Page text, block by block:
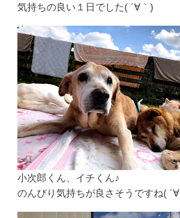
気持ちの良い１日でした( ´∀｀)
小次郎くん、イチくん♪
のんびり気持ちが良さそうですね(